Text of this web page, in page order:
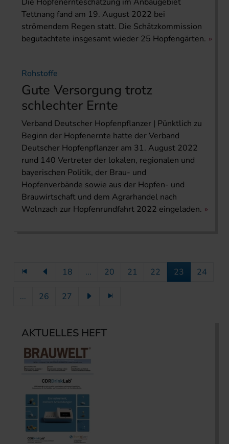
Tettnang fand am 19. August 2022 bei
strömendem Regen statt. Die Schätzkommission
begutachtete insgesamt wieder 25 Hopfengärten.
Rohstoffe
Gute Versorgung trotz
schlechter Ernte
Verband Deutscher Hopfenpflanzer | Pünktlich zu
Beginn der Hopfenernte hatte der Verband
Deutscher Hopfenpflanzer am 31. August 2022
rund 140 Vertreter der lokalen, regionalen und
bayerischen Politik, der Brau- und
Hopfenverbände sowie aus der Hopfen- und
Brauwirtschaft und dem Agrarhandel nach
Wolnzach zur Hopfenrundfahrt 2022 eingeladen.
18 ... 20 21 22 23 24
... 26 27
AKTUELLES HEFT